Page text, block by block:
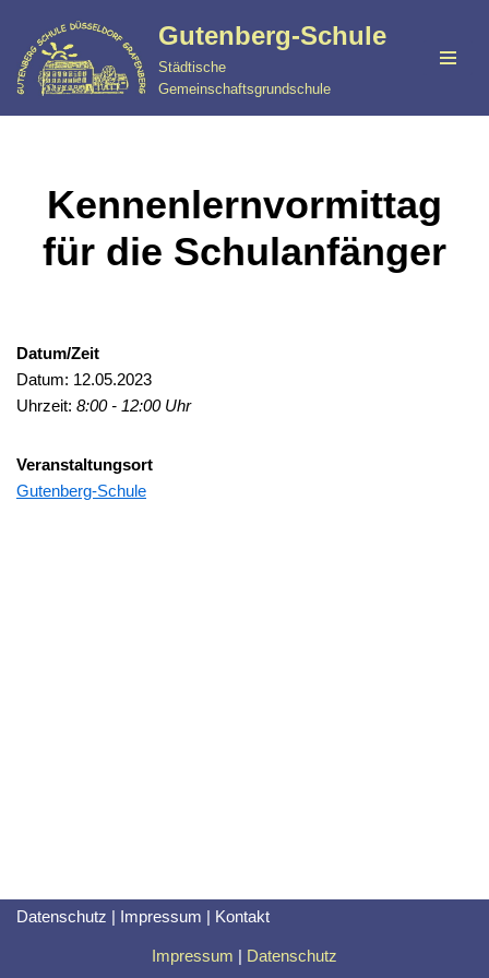
Zum
Inhalt
Gutenberg-Schule
Städtische
Gemeinschaftsgrundschule
Kennenlernvormittag
für die Schulanfänger
Datum/Zeit
Datum: 12.05.2023
Uhrzeit: 8:00 - 12:00 Uhr
Veranstaltungsort
Gutenberg-Schule
Datenschutz | Impressum | Kontakt
Impressum | Datenschutz